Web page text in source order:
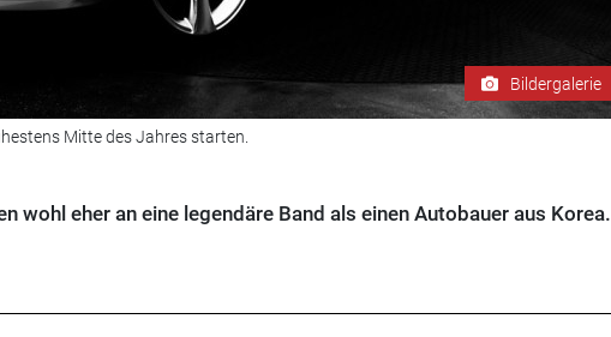
Bildergalerie
Mitte des Jahres starten.
wohl eher an eine legendäre Band als einen Autobauer aus Korea.